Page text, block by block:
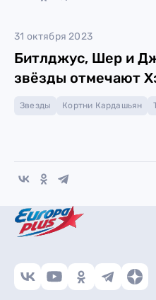
31 октября 2023
Битлджус, Шер и
звёзды отмечают
Звезды Кортни Кардашьян